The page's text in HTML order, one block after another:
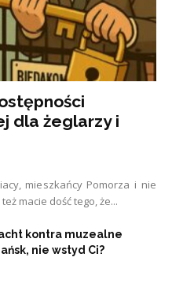
dla żeglarzy i
mieszkańcy Pomorza i nie
macie dość tego, że...
kontra muzealne
nie wstyd Ci?